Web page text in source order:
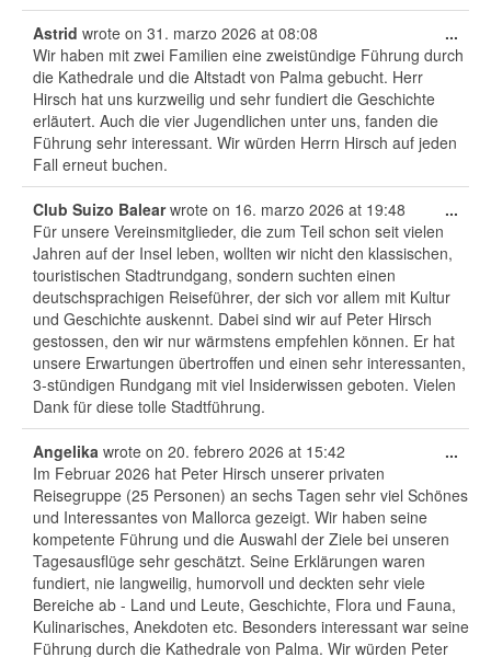
Astrid wrote on 31. marzo 2026 at 08:08
Wir haben mit zwei Familien eine zweistündige Führung durch
die Kathedrale und die Altstadt von Palma gebucht. Herr
Hirsch hat uns kurzweilig und sehr fundiert die Geschichte
erläutert. Auch die vier Jugendlichen unter uns, fanden die
Führung sehr interessant. Wir würden Herrn Hirsch auf jeden
Fall erneut buchen.
...
this
Club Suizo Balearwrote on 16. marzo 2026 at 19:48
Für unsere Vereinsmitglieder, die zum Teil schon seit vielen
Jahren auf der Insel leben, wollten wir nicht den klassischen,
touristischen Stadtrundgang, sondern suchten einen
deutschsprachigen Reiseführer, der sich vor allem mit Kultur
und Geschichte auskennt. Dabei sind wir auf Peter Hirsch
gestossen, den wir nur wärmstens empfehlen können. Er hat
unsere Erwartungen übertroffen und einen sehr interessanten,
3-stündigen Rundgang mit viel Insiderwissen geboten. Vielen
Dank für diese tolle Stadtführung.
...
Angelika wrote on 20. febrero 2026 at 15:42
Im Februar 2026 hat Peter Hirsch unserer privaten
Reisegruppe (25 Personen) an sechs Tagen sehr viel Schönes
und Interessantes von Mallorca gezeigt. Wir haben seine
kompetente Führung und die Auswahl der Ziele bei unseren
Tagesausflüge sehr geschätzt. Seine Erklärungen waren
fundiert, nie langweilig, humorvoll und deckten sehr viele
Bereiche ab - Land und Leute, Geschichte, Flora und Fauna,
Kulinarisches, Anekdoten etc. Besonders interessant war seine
Führung durch die Kathedrale von Palma. Wir würden Peter
...